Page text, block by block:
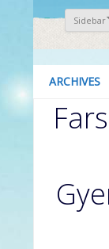
Sidebar
ARCHIVES